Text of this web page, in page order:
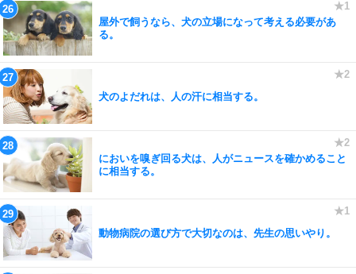
屋外で飼うなら、犬の立場になって考える必要があ
る。
犬のよだれは、人の汗に相当する。
においを嗅ぎ回る犬は、人がニュースを確かめること
に相当する。
動物病院の選び方で大切なのは、先生の思いやり。